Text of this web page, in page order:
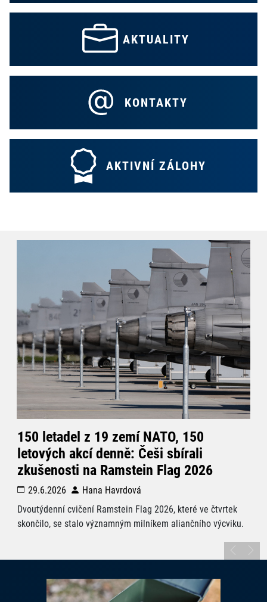
AKTUALITY
KONTAKTY
AKTIVNÍ ZÁLOHY
150 letadel z 19 zemí NATO, 150
letových akcí denně: Češi sbírali
zkušenosti na Ramstein Flag 2026
29.6.2026
Hana Havrdová
Dvoutýdenní cvičení Ramstein Flag 2026, které ve čtvrtek
skončilo, se stalo významným milníkem aliančního výcviku.